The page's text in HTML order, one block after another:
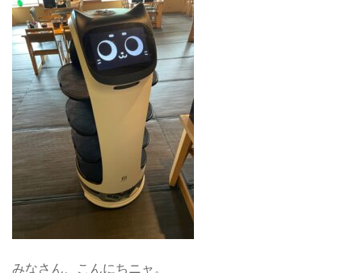
みなさん、こんにちニャ。